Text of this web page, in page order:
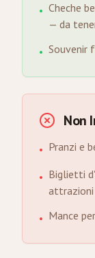
• Cheche
— da
• Souvenir
Non
• Pranzi e
• Biglietti
attrazioni
• Mance